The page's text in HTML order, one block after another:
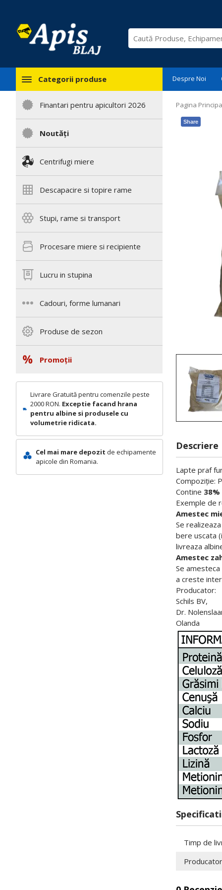
Categorii produse
Finantari pentru apicultori 2026
Noutăți
Centrifugi miere
Descapacire si topire rame
Stupi, rame si transport
Procesare miere si recipiente
Lucru in stupina
Cadouri, forme lumanari
Produse de sezon
Promoții
Despre Noi
Livrare Gratuită pentru comenzile peste
2000 RON. Exceptie facand hrana
pentru albine si produsele cu
volumetrie ridicata.
Cel mai mare depozit de echipamente
apicole din Romania.
Pagina
Share
Descriere
Lapte praf
Compoziţie:
Contine
Exemple de
Amestec
Se
bere uscata
livreaza
Amestec
Se
a creste
Producator:
Schils BV,
Dr.
Olanda
Timp de
Producator